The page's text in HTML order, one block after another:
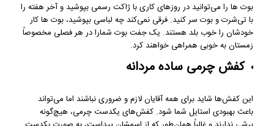
بوت ها را می‌توانید در روزهای کاری با ژاکت رسمی بپوشید و آخر هفته را
با تی‌شرت و بوت سر کنید. فرقی نمی‌کند چه لباسی بپوشید، بوت ها کار
خودشان را خوب بلد هستند. یک جفت بوت شمارا در هر فصلی مخصوصاً
زمستان به خوبی همراهی خواهند کرد.
کفش چرمی ساده مردانه
این کفش‌ها شاید برای همه آقایان لازم و ضروری نباشند اما می‌تواند
باعث بهبودی استایل شما شود. کفش‌های یکدست چرمی، هیچ‌گونه